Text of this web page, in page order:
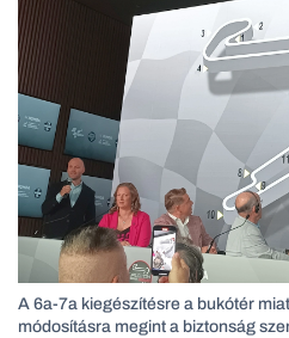
A 6a-7a kiegészítésre a bukótér
módosításra megint a biztonság